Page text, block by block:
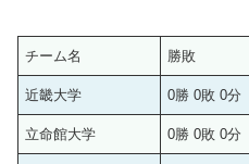
チーム名 勝敗
近畿大学 0勝 0敗 0分
立命館大学 0勝 0敗 0分